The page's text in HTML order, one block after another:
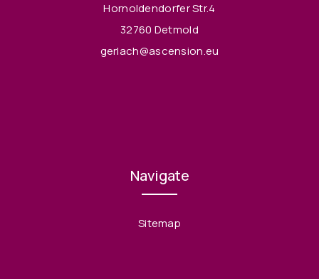
Hornoldendorfer Str.4
32760 Detmold
gerlach@ascension.eu
Navigate
Sitemap